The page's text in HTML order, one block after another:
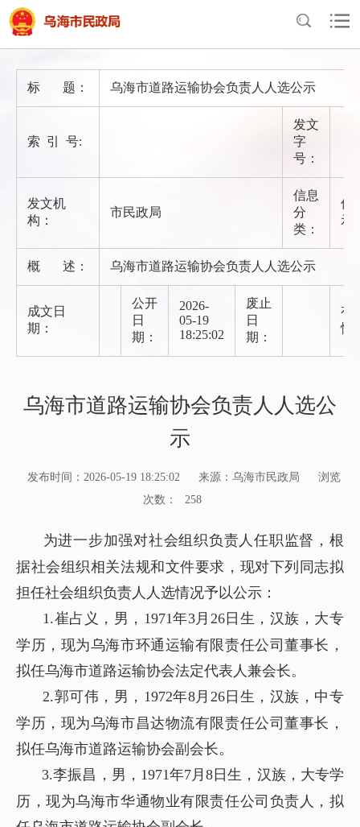
首页
标 题： 乌海市道路运输协会负责人人选公示
索 引 号:
发文
字
号：
发文机
构：
市民政局
信息
分
类：
信
示
概 述： 乌海市道路运输协会负责人人选公示
成文日
期：
公开
日
期：
2026-
05-19
18:25:02
废止
日
期：
有
性
乌海市道路运输协会负责人人选公
示
发布时间：2026-05-19 18:25:02 来源：乌海市民政局
浏览
次数：
258
为进一步加强对社会组织负责人任职监督，根
据社会组织相关法规和文件要求，现对下列同志拟
担任社会组织负责人人选情况予以公示：
1.崔占义，男，1971年3月26日生，汉族，大专
学历，现为乌海市环通运输有限责任公司董事长，
拟任乌海市道路运输协会法定代表人兼会长。
2.郭可伟，男，1972年8月26日生，汉族，中专
学历，现为乌海市昌达物流有限责任公司董事长，
拟任乌海市道路运输协会副会长。
3.李振昌，男，1971年7月8日生，汉族，大专学
历，现为乌海市华通物业有限责任公司负责人，拟